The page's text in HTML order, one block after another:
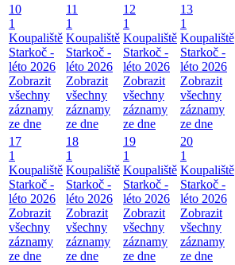
10
1
Koupaliště
Starkoč -
léto 2026
Zobrazit
všechny
záznamy
ze dne
11
1
Koupaliště
Starkoč -
léto 2026
Zobrazit
všechny
záznamy
ze dne
12
1
Koupaliště
Starkoč -
léto 2026
Zobrazit
všechny
záznamy
ze dne
13
1
Koupaliště
Starkoč -
léto 2026
Zobrazit
všechny
záznamy
ze dne
17
1
Koupaliště
Starkoč -
léto 2026
Zobrazit
všechny
záznamy
ze dne
18
1
Koupaliště
Starkoč -
léto 2026
Zobrazit
všechny
záznamy
ze dne
19
1
Koupaliště
Starkoč -
léto 2026
Zobrazit
všechny
záznamy
ze dne
20
1
Koupaliště
Starkoč -
léto 2026
Zobrazit
všechny
záznamy
ze dne